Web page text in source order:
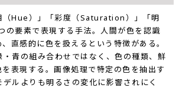
（Hue）」「彩度（Saturation）」「明
の要素で表現する手法。人間が色を認識
直感的に色を扱えるという特徴がある。
・青の組み合わせではなく、色の種類、鮮
表現する。画像処理で特定の色を抽出す
ルよりも明るさの変化に影響されにく